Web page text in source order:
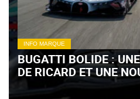
INFO MARQUE
BUGATTI BOLIDE :
DE RICARD ET UNE
VIDÉO)